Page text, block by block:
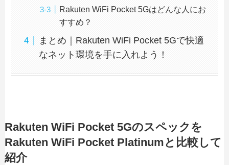
Rakuten WiFi Pocket 5Gはどんな人にお
すすめ？
まとめ｜Rakuten WiFi Pocket 5Gで快適
なネット環境を手に入れよう！
Rakuten WiFi Pocket 5Gのスペックを
Rakuten WiFi Pocket Platinumと比較して
紹介